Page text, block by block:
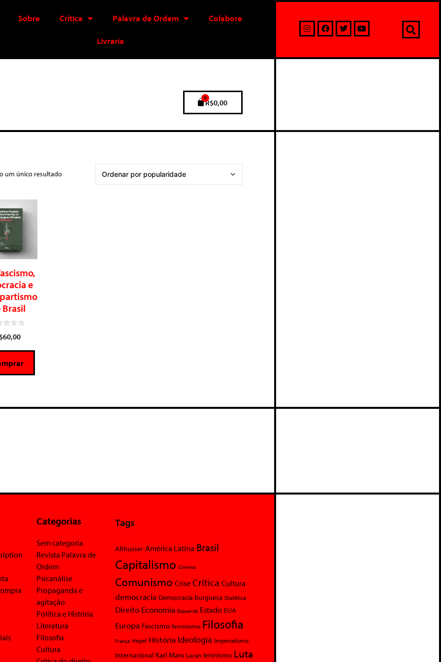
Sobre Crítica Palavra de Ordem Colabore
Livraria
R$0,00
0
um único resultado
e
Brasil
60,00
Categorias
Sem categoria
Revista Palavra de
Ordem
Psicanálise
Propaganda e
agitação
Política e História
Literatura
Filosofia
Cultura
Tags
Althusser América Latina Brasil
Capitalismo Cinema
Comunismo Crise Crítica Cultura
democracia Democracia burguesa Dialética
Direito Economia Esquerda Estado EUA
Europa Fascismo feminismo Filosofia
França Hegel História Ideologia Imperialismo
Internacional Karl Marx Lacan leninismo Luta